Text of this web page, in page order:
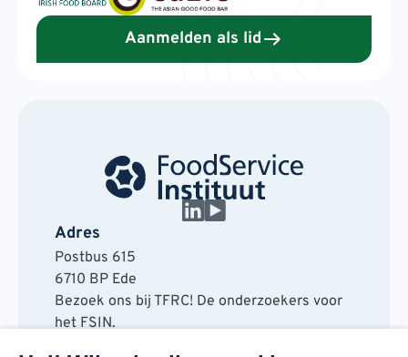
Aanmelden als lid
Adres
Postbus 615
6710 BP Ede
Bezoek ons bij TFRC! De onderzoekers voor
het FSIN.